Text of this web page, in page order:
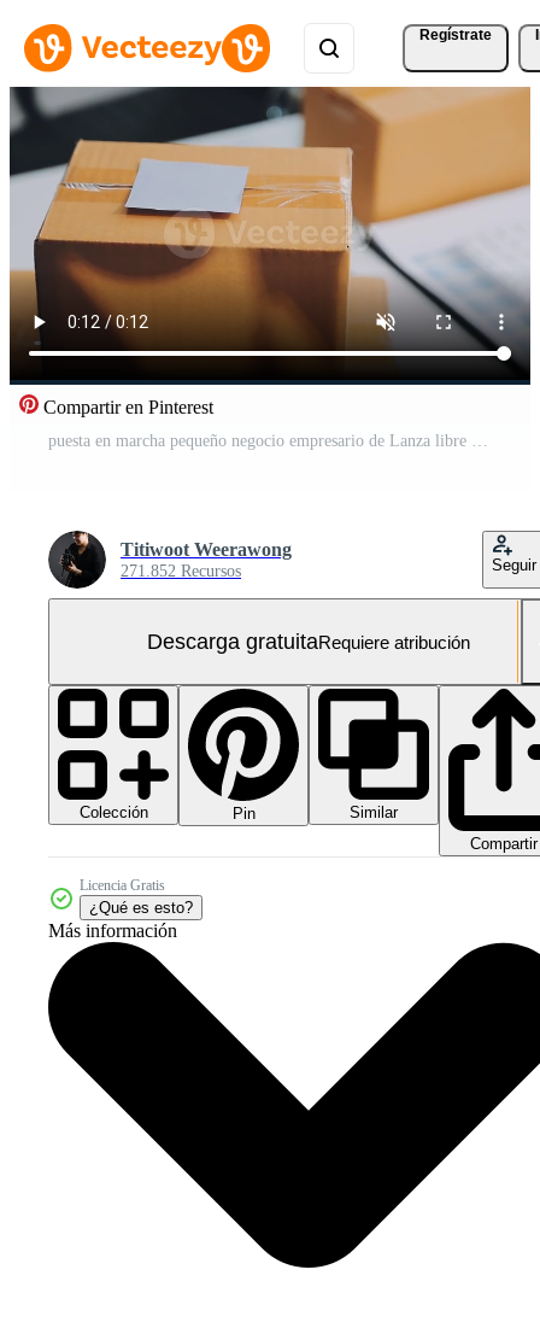
Regístrate
Compartir en Pinterest
puesta en marcha pequeño negocio empresario de Lanza libre asiático mujer utilizando un ordenador portátil con caja alegre éxito en línea márketing embalaje caja y entrega SME idea concepto Vídeo Gratis
Titiwoot Weerawong
271.852 Recursos Seguir
Descarga gratuitaRequiere atribución
Colección Pin
Similar
Compartir
Licencia Gratis
¿Qué es esto?
Más información